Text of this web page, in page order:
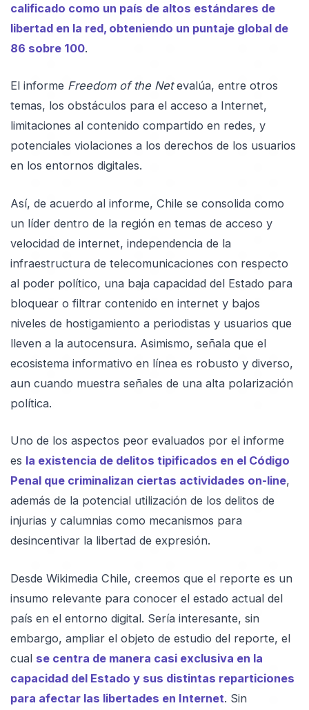
calificado como un país de altos estándares de
libertad en la red, obteniendo un puntaje global de
86 sobre 100.
El informe Freedom of the Netevalúa, entre otros
temas, los obstáculos para el acceso a Internet,
limitaciones al contenido compartido en redes, y
potenciales violaciones a los derechos de los usuarios
en los entornos digitales.
Así, de acuerdo al informe, Chile se consolida como
un líder dentro de la región en temas de acceso y
velocidad de internet, independencia de la
infraestructura de telecomunicaciones con respecto
al poder político, una baja capacidad del Estado para
bloquear o filtrar contenido en internet y bajos
niveles de hostigamiento a periodistas y usuarios que
lleven a la autocensura. Asimismo, señala que el
ecosistema informativo en línea es robusto y diverso,
aun cuando muestra señales de una alta polarización
política.
Uno de los aspectos peor evaluados por el informe
es la existencia de delitos tipificados en el Código
Penal que criminalizan ciertas actividades on-line,
además de la potencial utilización de los delitos de
injurias y calumnias como mecanismos para
desincentivar la libertad de expresión.
Desde Wikimedia Chile, creemos que el reporte es un
insumo relevante para conocer el estado actual del
país en el entorno digital. Sería interesante, sin
embargo, ampliar el objeto de estudio del reporte, el
cual se centra de manera casi exclusiva en la
capacidad del Estado y sus distintas reparticiones
para afectar las libertades en Internet. Sin